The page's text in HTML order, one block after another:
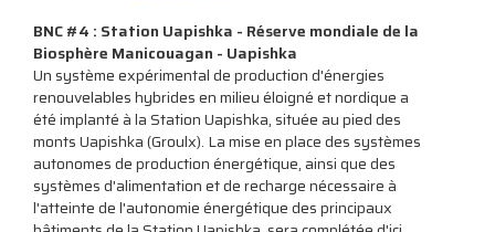
BNC #4 : Station Uapishka - Réserve mondiale de la
Biosphère Manicouagan - Uapishka
Un système expérimental de production d'énergies
renouvelables hybrides en milieu éloigné et nordique a
été implanté à la Station Uapishka, située au pied des
monts Uapishka (Groulx). La mise en place des systèmes
autonomes de production énergétique, ainsi que des
systèmes d'alimentation et de recharge nécessaire à
l'atteinte de l'autonomie énergétique des principaux